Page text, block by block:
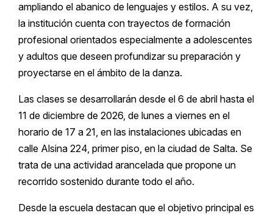
ampliando el abanico de lenguajes y estilos. A su vez,
la institución cuenta con trayectos de formación
profesional orientados especialmente a adolescentes
y adultos que deseen profundizar su preparación y
proyectarse en el ámbito de la danza.
Las clases se desarrollarán desde el 6 de abril hasta el
11 de diciembre de 2026, de lunes a viernes en el
horario de 17 a 21, en las instalaciones ubicadas en
calle Alsina 224, primer piso, en la ciudad de Salta. Se
trata de una actividad arancelada que propone un
recorrido sostenido durante todo el año.
Desde la escuela destacan que el objetivo principal es